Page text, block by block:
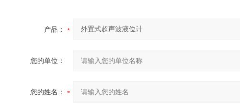
产品：
您的单位：
您的姓名：